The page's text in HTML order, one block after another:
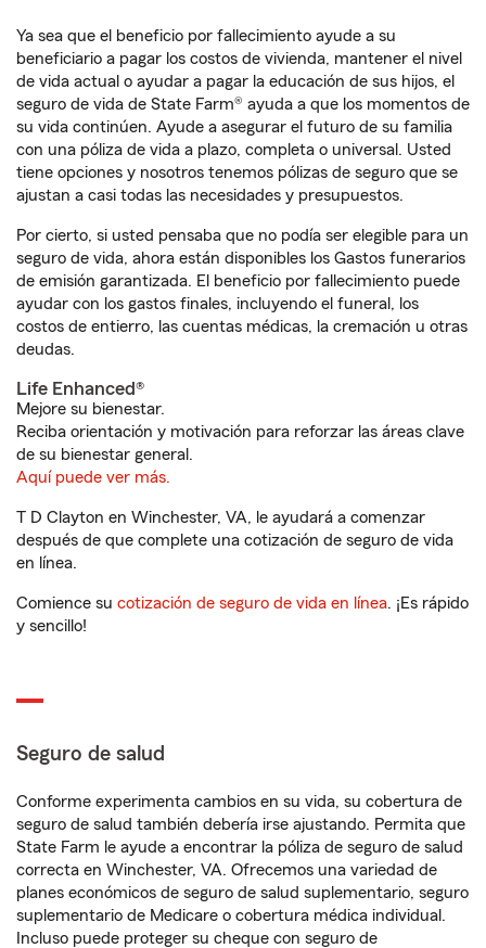
Ya sea que el beneficio por fallecimiento ayude a su
beneficiario a pagar los costos de vivienda, mantener el nivel
de vida actual o ayudar a pagar la educación de sus hijos, el
seguro de vida de State Farm® ayuda a que los momentos de
su vida continúen. Ayude a asegurar el futuro de su familia
con una póliza de vida a plazo, completa o universal. Usted
tiene opciones y nosotros tenemos pólizas de seguro que se
ajustan a casi todas las necesidades y presupuestos.
Por cierto, si usted pensaba que no podía ser elegible para un
seguro de vida, ahora están disponibles los Gastos funerarios
de emisión garantizada. El beneficio por fallecimiento puede
ayudar con los gastos finales, incluyendo el funeral, los
costos de entierro, las cuentas médicas, la cremación u otras
deudas.
Life Enhanced®
Mejore su bienestar.
Reciba orientación y motivación para reforzar las áreas clave
de su bienestar general.
Aquí puede ver más.
T D Clayton en Winchester, VA, le ayudará a comenzar
después de que complete una cotización de seguro de vida
en línea.
Comience su cotización de seguro de vida en línea. ¡Es rápido
y sencillo!
Seguro de salud
Conforme experimenta cambios en su vida, su cobertura de
seguro de salud también debería irse ajustando. Permita que
State Farm le ayude a encontrar la póliza de seguro de salud
correcta en Winchester, VA. Ofrecemos una variedad de
planes económicos de seguro de salud suplementario, seguro
suplementario de Medicare o cobertura médica individual.
Incluso puede proteger su cheque con seguro de